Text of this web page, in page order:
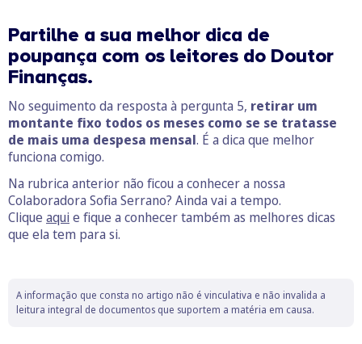
Partilhe a sua melhor dica de
poupança com os leitores do Doutor
Finanças.
No seguimento da resposta à pergunta 5, retirar um
montante fixo todos os meses como se se tratasse
de mais uma despesa mensal. É a dica que melhor
funciona comigo.
Na rubrica anterior não ficou a conhecer a nossa
Colaboradora Sofia Serrano? Ainda vai a tempo.
Clique aqui e fique a conhecer também as melhores dicas
que ela tem para si.
A informação que consta no artigo não é vinculativa e não invalida a
leitura integral de documentos que suportem a matéria em causa.